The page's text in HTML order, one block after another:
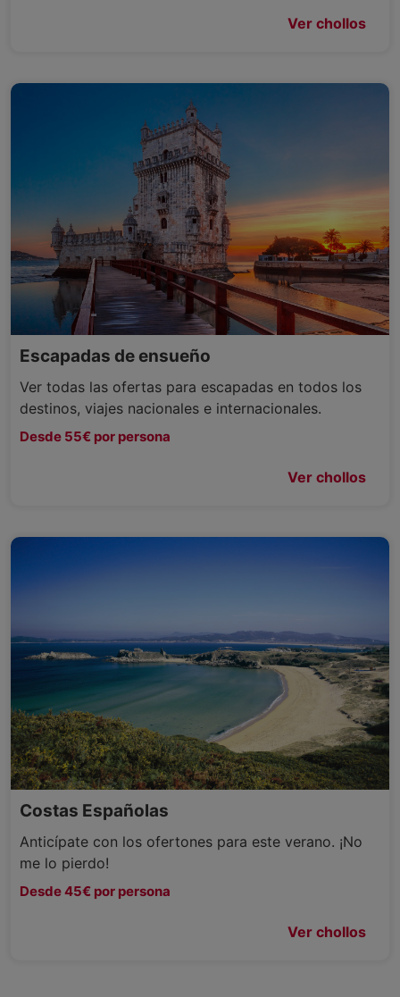
Ver chollos
Escapadas de ensueño
Ver todas las ofertas para escapadas en todos los
destinos, viajes nacionales e internacionales.
Desde 55€ por persona
Ver chollos
Costas Españolas
Anticípate con los ofertones para este verano. ¡No
me lo pierdo!
Desde 45€ por persona
Ver chollos